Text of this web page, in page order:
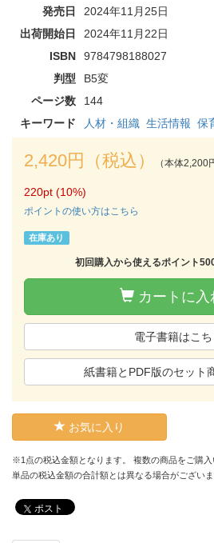
発売日
2024年11月25日
出荷開始日
2024年11月22日
ISBN
9784798188027
判型
B5変
ページ数
144
キーワード
人材・組織 生活情報 保
2,420円（税込） （本体2,200
220pt (10%)
ポイントの使い方はこちら
在庫あり
初回購入から使えるポイント
カートに入
電子書籍はこち
紙書籍とPDF版のセット
お気に入り
※1点の税込金額となります。 複数の商品をご購入
単品の税込金額の合計額とは異なる場合がござい
ポスト